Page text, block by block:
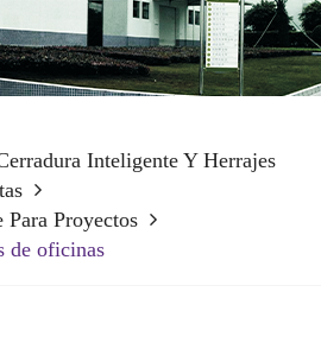
Inteligente Y Herrajes
Proyectos
de oficinas